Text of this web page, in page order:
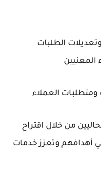
الطلبات
المعنيين
العملاء
من خلال اقتراح
أهدافهم وتعزز خدمات